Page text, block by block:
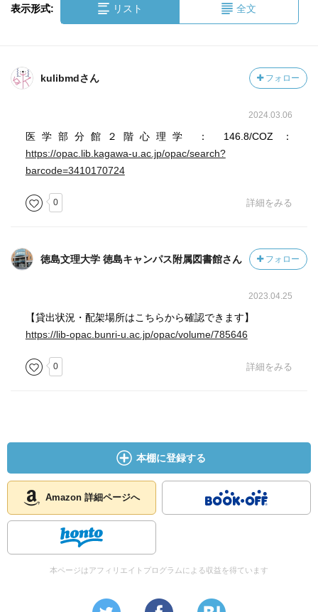
表示形式: リスト 全文
kulibmdさん フォロー
2024.03.06
医学部分館２階心理学 ： 146.8/COZ ：
https://opac.lib.kagawa-u.ac.jp/opac/search?
barcode=3410170724
0 詳細をみる
徳島文理大学 徳島キャンパス附属図書館さん フォロー
2023.04.25
【貸出状況・配架場所はこちらから確認できます】
https://lib-opac.bunri-u.ac.jp/opac/volume/785646
0 詳細をみる
本棚に登録する
Amazon 詳細ページへ
本ページはアフィリエイトプログラムによる収益を得ています